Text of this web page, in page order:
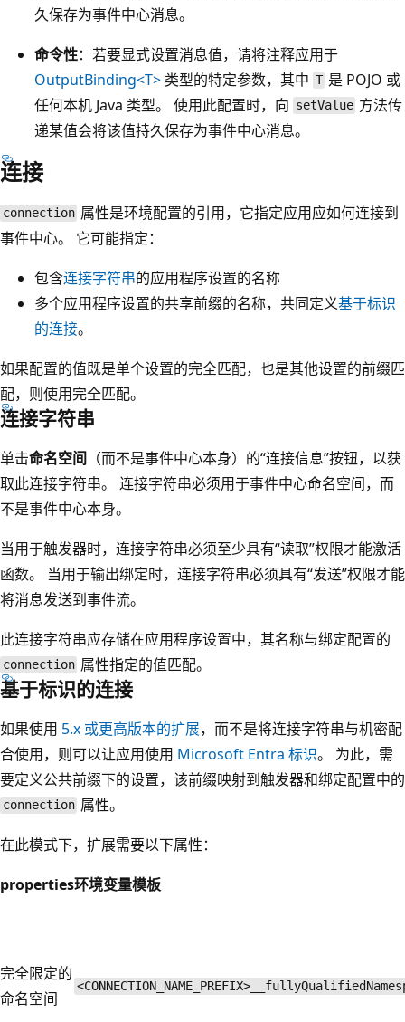
久保存为事件中心消息。
命令性：若要显式设置消息值，请将注释应用于
OutputBinding<T> 类型的特定参数，其中 T 是 POJO 或
任何本机 Java 类型。 使用此配置时，向 setValue 方法传
递某值会将该值持久保存为事件中心消息。
连接
connection 属性是环境配置的引用，它指定应用应如何连接到
事件中心。 它可能指定：
包含连接字符串的应用程序设置的名称
多个应用程序设置的共享前缀的名称，共同定义基于标识
的连接。
如果配置的值既是单个设置的完全匹配，也是其他设置的前缀匹
配，则使用完全匹配。
连接字符串
单击命名空间 （而不是事件中心本身）的“连接信息”按钮，以获
取此连接字符串。 连接字符串必须用于事件中心命名空间，而
不是事件中心本身。
当用于触发器时，连接字符串必须至少具有“读取”权限才能激活
函数。 当用于输出绑定时，连接字符串必须具有“发送”权限才能
将消息发送到事件流。
此连接字符串应存储在应用程序设置中，其名称与绑定配置的
connection 属性指定的值匹配。
基于标识的连接
如果使用 5.x 或更高版本的扩展，而不是将连接字符串与机密配
合使用，则可以让应用使用 Microsoft Entra 标识。 为此，需
要定义公共前缀下的设置，该前缀映射到触发器和绑定配置中的
connection 属性。
在此模式下，扩展需要以下属性：
properties环境变量模板
完全限定的
命名空间